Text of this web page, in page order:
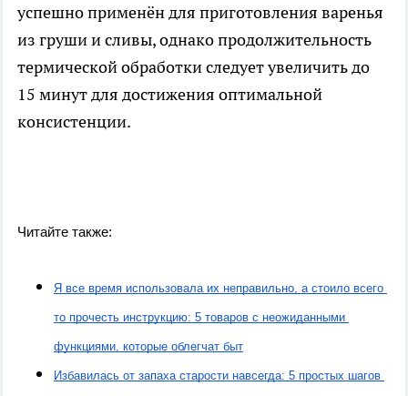
успешно применён для приготовления варенья
из груши и сливы, однако продолжительность
термической обработки следует увеличить до
15 минут для достижения оптимальной
консистенции.
Читайте также:
Я все время использовала их неправильно, а стоило всего
то прочесть инструкцию: 5 товаров с неожиданными
функциями, которые облегчат быт
Избавилась от запаха старости навсегда: 5 простых шагов